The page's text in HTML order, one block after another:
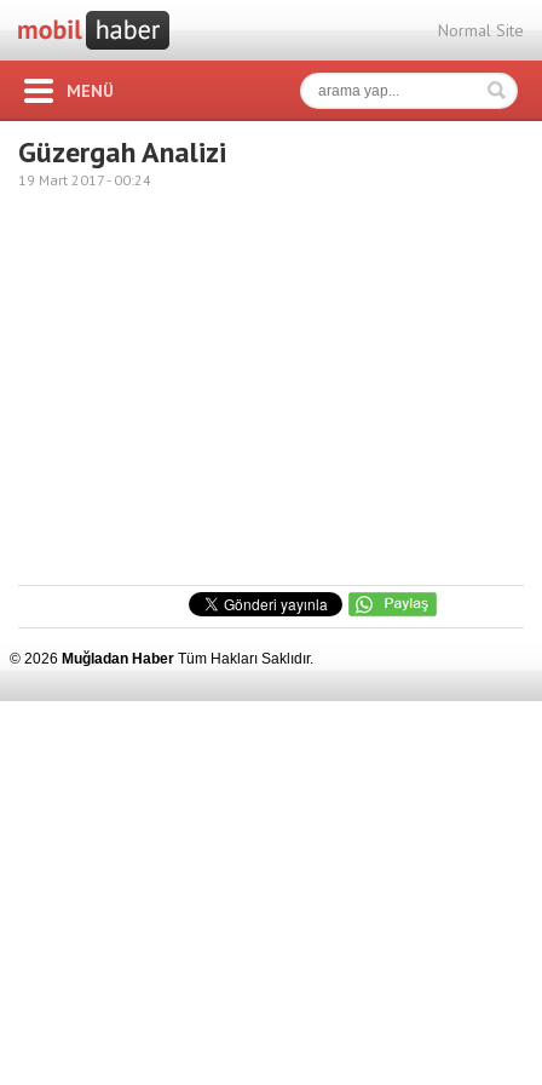
Normal Site
MENÜ
Güzergah Analizi
19 Mart 2017 - 00:24
© 2026 Muğladan Haber Tüm Hakları Saklıdır.